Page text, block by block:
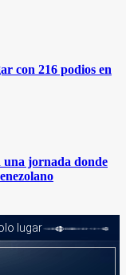
con 216 podios en
una jornada donde